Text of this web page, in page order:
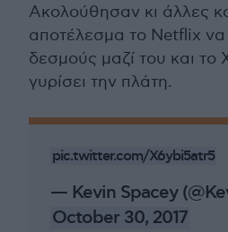
Ακολούθησαν κι άλλες
αποτέλεσμα το Netflix να
δεσμούς μαζί του και το
γυρίσει την πλάτη.
pic.twitter.com/X6ybi5atr5
— Kevin Spacey
October 30, 2017